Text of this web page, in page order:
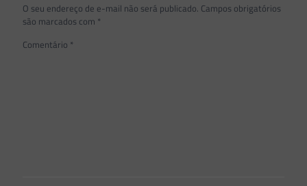
O seu endereço de e-mail não será publicado. Campos obrigatórios
são marcados com *
Comentário *